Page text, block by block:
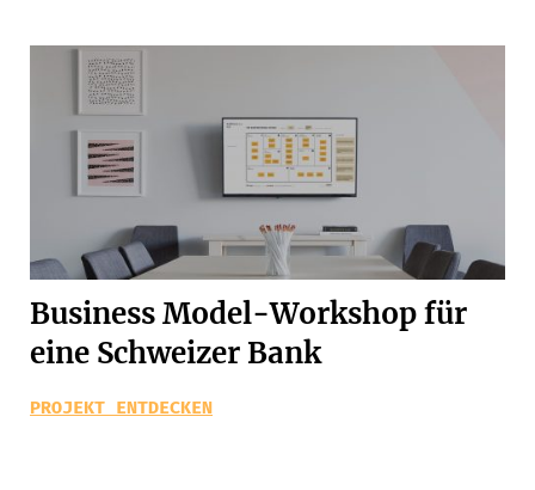
Business Model-Workshop für
eine Schweizer Bank
PROJEKT ENTDECKEN